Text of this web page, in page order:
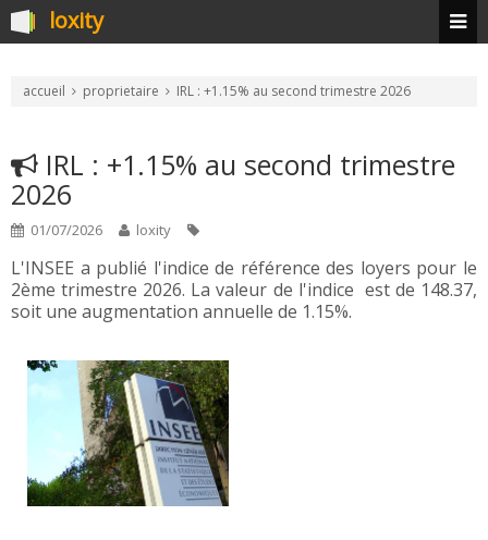
loxity
accueil proprietaire IRL : +1.15% au second trimestre 2026
IRL : +1.15% au second trimestre
2026
01/07/2026 loxity
L'INSEE a publié l'indice de référence des loyers pour le
2ème trimestre 2026. La valeur de l'indice est de 148.37,
soit une augmentation annuelle de 1.15%.